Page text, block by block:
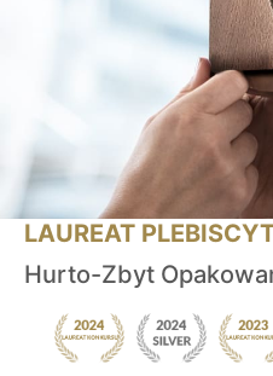
LAUREAT
Hurto-Zbyt